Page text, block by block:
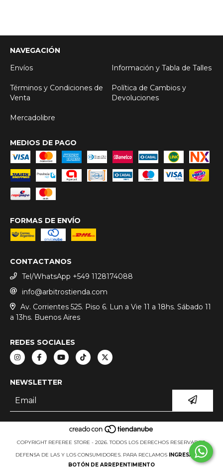
NAVEGACIÓN
Envíos
Información y Tabla de Talles
Términos y Condiciones de
Venta
Política de Cambios y
Devoluciones
Mercadolibre
MEDIOS DE PAGO
FORMAS DE ENVÍO
CONTACTANOS
Tel/WhatsApp +549 1128174088
info@arbitrostienda.com
Av. Corrientes 525. Piso 6. Lun a Vie 11 a 18hs. Sábado 11
a 13hs. Buenos Aires
REDES SOCIALES
NEWSLETTER
COPYRIGHT REFEREE STORE - 2026. TODOS LOS DERECHOS RESERVADOS.
DEFENSA DE LAS Y LOS CONSUMIDORES. PARA RECLAMOS INGRESÁ ACÁ.
BOTÓN DE ARREPENTIMIENTO